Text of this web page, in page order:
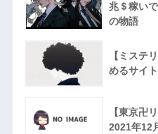
兆＄稼い
の物語
【ミステ
めるサイ
【東京卍
2021年12